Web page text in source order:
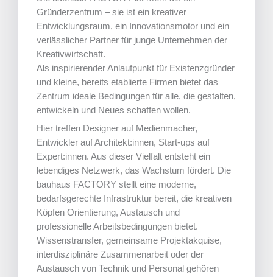
Gründerzentrum – sie ist ein kreativer
Entwicklungsraum, ein Innovationsmotor und ein
verlässlicher Partner für junge Unternehmen der
Kreativwirtschaft.
Als inspirierender Anlaufpunkt für Existenzgründer
und kleine, bereits etablierte Firmen bietet das
Zentrum ideale Bedingungen für alle, die gestalten,
entwickeln und Neues schaffen wollen.
Hier treffen Designer auf Medienmacher,
Entwickler auf Architekt:innen, Start-ups auf
Expert:innen. Aus dieser Vielfalt entsteht ein
lebendiges Netzwerk, das Wachstum fördert. Die
bauhaus FACTORY stellt eine moderne,
bedarfsgerechte Infrastruktur bereit, die kreativen
Köpfen Orientierung, Austausch und
professionelle Arbeitsbedingungen bietet.
Wissenstransfer, gemeinsame Projektakquise,
interdisziplinäre Zusammenarbeit oder der
Austausch von Technik und Personal gehören